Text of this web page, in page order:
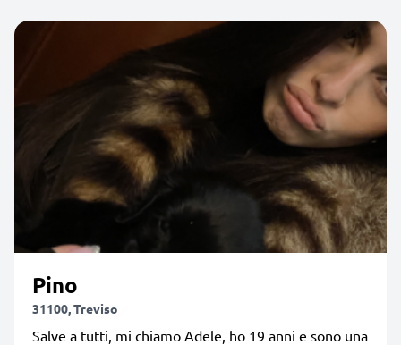
Pino
31100, Treviso
Salve a tutti, mi chiamo Adele, ho 19 anni e sono una